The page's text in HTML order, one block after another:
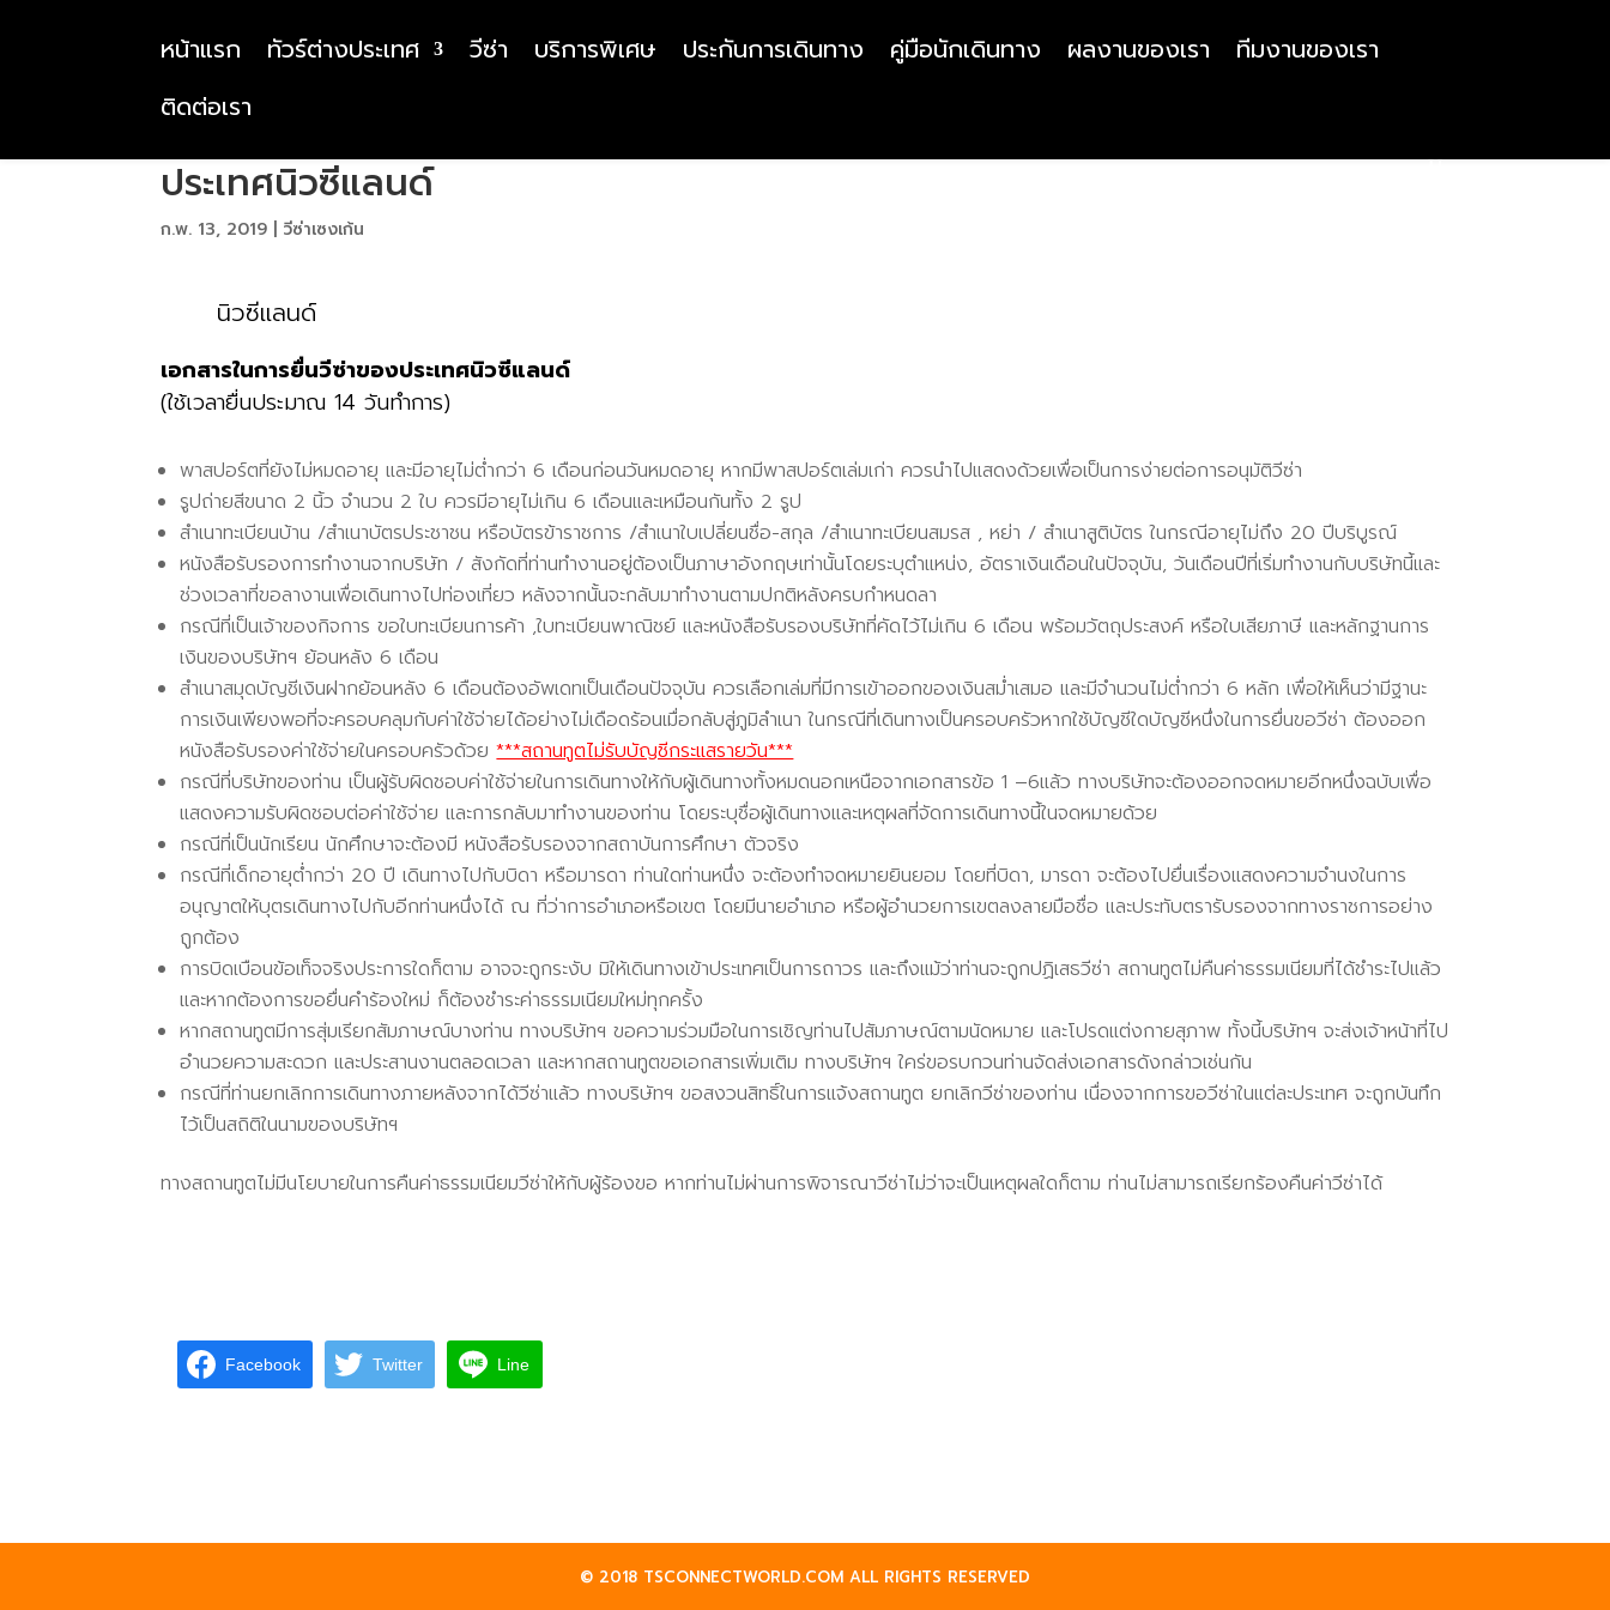
หน้าแรก ทัวร์ต่างประเทศ วีซ่า บริการพิเศษ ประกันการเดินทาง คู่มือนักเดินทาง ผลงานของเรา
ทีมงานของเรา
ติดต่อเรา
ประเทศนิวซีแลนด์
ก.พ. 13, 2019 วีซ่าเซงเก้น
นิวซีแลนด์
เอกสารในการยื่นวีซ่าของประเทศนิวซีแลนด์
(ใช้เวลายื่นประมาณ 14 วันทำการ)
พาสปอร์ตที่ยังไม่หมดอายุ และมีอายุไม่ต่ำกว่า 6 เดือนก่อนวันหมดอายุ หากมีพาสปอร์ตเล่มเก่า ควรนำไปแสดงด้วยเพื่อเป็นการง่ายต่อการอนุมัติวีซ่า
รูปถ่ายสีขนาด 2 นิ้ว จำนวน 2 ใบ ควรมีอายุไม่เกิน 6 เดือนและเหมือนกันทั้ง 2 รูป
สำเนาทะเบียนบ้าน /สำเนาบัตรประชาชน หรือบัตรข้าราชการ /สำเนาใบเปลี่ยนชื่อ-สกุล /สำเนาทะเบียนสมรส ,หย่า / สำเนาสูติบัตร ในกรณีอายุไม่ถึง 20 ปีบริบูรณ์
หนังสือรับรองการทำงานจากบริษัท / สังกัดที่ท่านทำงานอยู่ต้องเป็นภาษาอังกฤษเท่านั้นโดยระบุตำแหน่ง,อัตราเงินเดือนในปัจจุบัน,วันเดือนปีที่เริ่มทำงานกับบริษัทนี้และ
ช่วงเวลาที่ขอลางานเพื่อเดินทางไปท่องเที่ยว หลังจากนั้นจะกลับมาทำงานตามปกติหลังครบกำหนดลา
กรณีที่เป็นเจ้าของกิจการ ขอใบทะเบียนการค้า ,ใบทะเบียนพาณิชย์ และหนังสือรับรองบริษัทที่คัดไว้ไม่เกิน 6 เดือน พร้อมวัตถุประสงค์ หรือใบเสียภาษี และหลักฐานการ
เงินของบริษัทฯ ย้อนหลัง 6 เดือน
สำเนาสมุดบัญชีเงินฝากย้อนหลัง 6 เดือนต้องอัพเดทเป็นเดือนปัจจุบัน ควรเลือกเล่มที่มีการเข้าออกของเงินสม่ำเสมอ และมีจำนวนไม่ต่ำกว่า 6 หลัก เพื่อให้เห็นว่ามีฐานะ
การเงินเพียงพอที่จะครอบคลุมกับค่าใช้จ่ายได้อย่างไม่เดือดร้อนเมื่อกลับสู่ภูมิลำเนา ในกรณีที่เดินทางเป็นครอบครัวหากใช้บัญชีใดบัญชีหนึ่งในการยื่นขอวีซ่า ต้องออก
หนังสือรับรองค่าใช้จ่ายในครอบครัวด้วย***สถานทูตไม่รับบัญชีกระแสรายวัน***
กรณีที่บริษัทของท่าน เป็นผู้รับผิดชอบค่าใช้จ่ายในการเดินทางให้กับผู้เดินทางทั้งหมดนอกเหนือจากเอกสารข้อ 1 –6แล้ว ทางบริษัทจะต้องออกจดหมายอีกหนึ่งฉบับเพื่อ
แสดงความรับผิดชอบต่อค่าใช้จ่าย และการกลับมาทำงานของท่าน โดยระบุชื่อผู้เดินทางและเหตุผลที่จัดการเดินทางนี้ในจดหมายด้วย
กรณีที่เป็นนักเรียน นักศึกษาจะต้องมี หนังสือรับรองจากสถาบันการศึกษา ตัวจริง
กรณีที่เด็กอายุต่ำกว่า 20 ปี เดินทางไปกับบิดา หรือมารดา ท่านใดท่านหนึ่ง จะต้องทำจดหมายยินยอม โดยที่บิดา,มารดา จะต้องไปยื่นเรื่องแสดงความจำนงในการ
อนุญาตให้บุตรเดินทางไปกับอีกท่านหนึ่งได้ ณ ที่ว่าการอำเภอหรือเขต โดยมีนายอำเภอ หรือผู้อำนวยการเขตลงลายมือชื่อ และประทับตรารับรองจากทางราชการอย่าง
ถูกต้อง
การบิดเบือนข้อเท็จจริงประการใดก็ตาม อาจจะถูกระงับ มิให้เดินทางเข้าประเทศเป็นการถาวร และถึงแม้ว่าท่านจะถูกปฏิเสธวีซ่า สถานทูตไม่คืนค่าธรรมเนียมที่ได้ชำระไปแล้ว
และหากต้องการขอยื่นคำร้องใหม่ ก็ต้องชำระค่าธรรมเนียมใหม่ทุกครั้ง
หากสถานทูตมีการสุ่มเรียกสัมภาษณ์บางท่าน ทางบริษัทฯ ขอความร่วมมือในการเชิญท่านไปสัมภาษณ์ตามนัดหมาย และโปรดแต่งกายสุภาพ ทั้งนี้บริษัทฯ จะส่งเจ้าหน้าที่ไป
อำนวยความสะดวก และประสานงานตลอดเวลา และหากสถานทูตขอเอกสารเพิ่มเติม ทางบริษัทฯ ใคร่ขอรบกวนท่านจัดส่งเอกสารดังกล่าวเช่นกัน
กรณีที่ท่านยกเลิกการเดินทางภายหลังจากได้วีซ่าแล้ว ทางบริษัทฯ ขอสงวนสิทธิ์ในการแจ้งสถานทูต ยกเลิกวีซ่าของท่าน เนื่องจากการขอวีซ่าในแต่ละประเทศ จะถูกบันทึก
ไว้เป็นสถิติในนามของบริษัทฯ
ทางสถานทูตไม่มีนโยบายในการคืนค่าธรรมเนียมวีซ่าให้กับผู้ร้องขอ หากท่านไม่ผ่านการพิจารณาวีซ่าไม่ว่าจะเป็นเหตุผลใดก็ตาม ท่านไม่สามารถเรียกร้องคืนค่าวีซ่าได้
Facebook Twitter Line
© 2018 TSCONNECTWORLD.COM ALL RIGHTS RESERVED